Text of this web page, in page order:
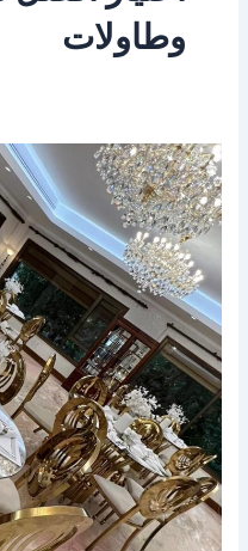
وطاولات
ايجار
كراسي
وطاولات
|55929221|
النوبي
ضيافة